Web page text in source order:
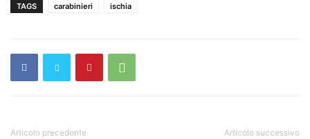
TAGS carabinieri ischia
Articolo precedente Articolo successivo